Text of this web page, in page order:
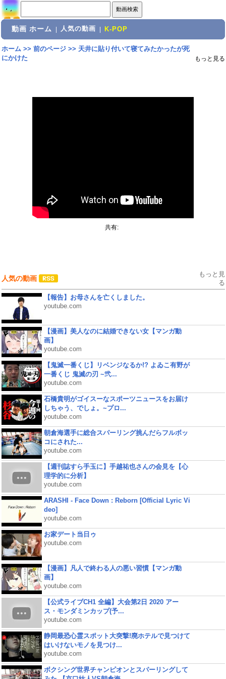
動画 ホーム 人気の動画 K-POP
ホーム>> 前のページ>> 天井に貼り付いて寝てみたかったが死
にかけた
もっと見る
共有:
人気の動画
もっと見
る
【報告】お母さんを亡くしました。
youtube.com
【漫画】美人なのに結婚できない女【マンガ動
画】
youtube.com
【鬼滅一番くじ】リベンジなるか!? よゐこ有野が
一番くじ 鬼滅の刃 ~弐...
youtube.com
石橋貴明がゴイスーなスポーツニュースをお届け
しちゃう、でしょ。~プロ...
youtube.com
朝倉海選手に総合スパーリング挑んだらフルボッ
コにされた...
youtube.com
【週刊誌すら手玉に】手越祐也さんの会見を【心
理学的に分析】
youtube.com
ARASHI - Face Down : Reborn [Official Lyric Vi
deo]
youtube.com
お家デート当日ゥ
youtube.com
【漫画】凡人で終わる人の悪い習慣【マンガ動
画】
youtube.com
【公式ライブCH1 全編】大会第2日 2020 アー
ス・モンダミンカップ(予...
youtube.com
静岡最恐心霊スポット大突撃!廃ホテルで見つけて
はいけないモノを見つけ...
youtube.com
ボクシング世界チャンピオンとスパーリングして